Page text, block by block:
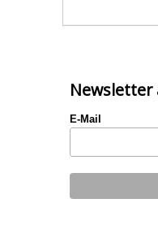
Newsletter
E-Mail